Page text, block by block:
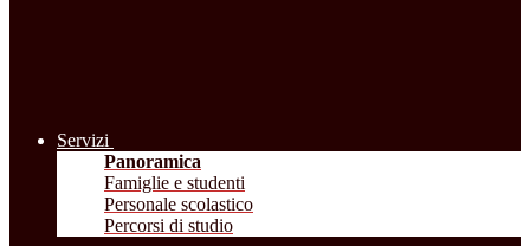
Servizi
Panoramica
Famiglie e studenti
Personale scolastico
Percorsi di studio